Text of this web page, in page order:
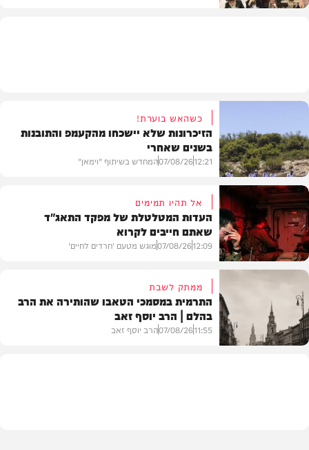
וידאו
כשהאש בוערת!
הזיכרונות שלא יישכחו מהקעמפ והתובנות
בשנים שאחרי
12:21
07/08/26המחדש בשיתוף "וימאן"
דעות
אל תהיו תמימים
העדות המטלטלת של מפקד התאג"ד
שאתם חייבים לקרוא
12:09
07/08/26מוגש מטעם 'חרדים לחיים'
ממתק לשבת
התרמית במסמכי הטאבו שהותירה את הרב
בהלם | הרב יוסף זאב
11:55
07/08/26הרב יוסף זאב